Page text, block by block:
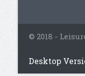
© 2018 -
Desktop